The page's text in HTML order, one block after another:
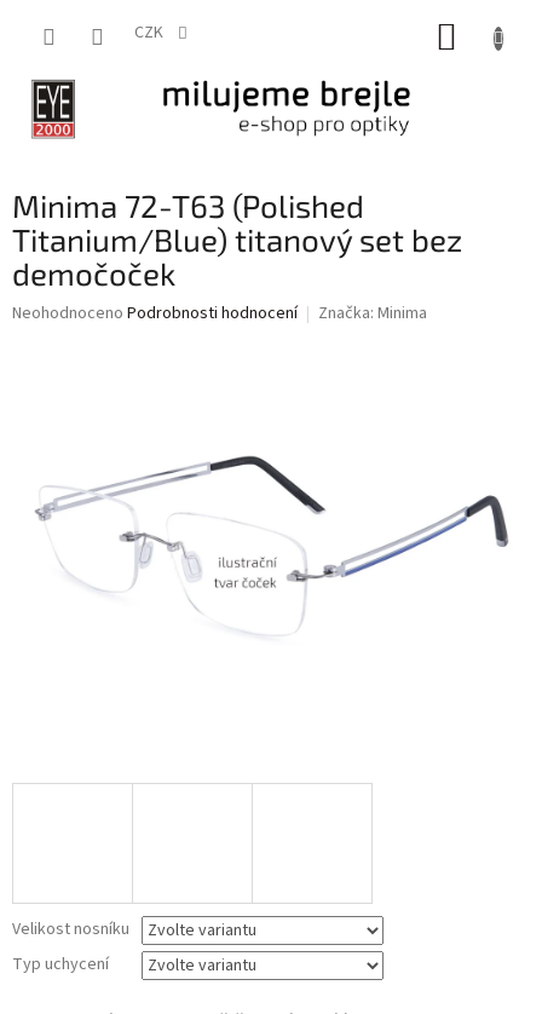
CZK
Minima 72-T63 (Polished
Titanium/Blue) titanový set bez
demočoček
Průměrné
Neohodnoceno Podrobnosti hodnocení Značka: Minima
Velikost nosníku
Typ uchycení